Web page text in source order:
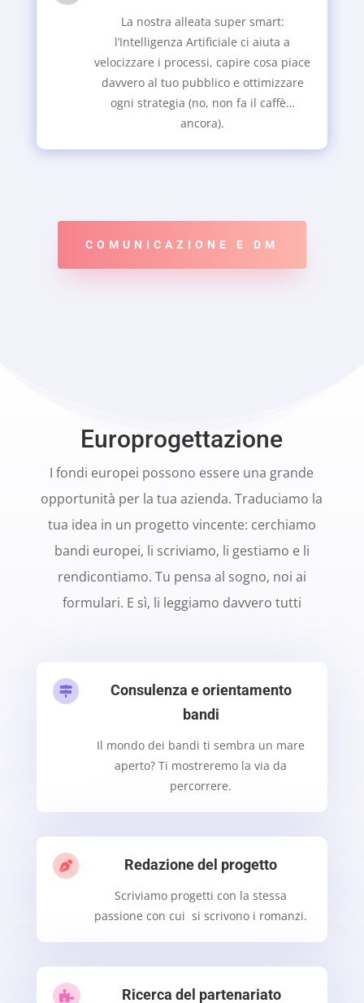
La nostra alleata super smart:
l’Intelligenza Artificiale ci aiuta a
velocizzare i processi, capire cosa piace
davvero al tuo pubblico e ottimizzare
ogni strategia (no, non fa il caffè…
ancora).
COMUNICAZIONE E DM
Europrogettazione
I fondi europei possono essere una grande
opportunità per la tua azienda. Traduciamo la
tua idea in un progetto vincente: cerchiamo
bandi europei, li scriviamo, li gestiamo e li
rendicontiamo. Tu pensa al sogno, noi ai
formulari. E sì, li leggiamo davvero tutti

Consulenza e orientamento
bandi
Il mondo dei bandi ti sembra un mare
aperto? Ti mostreremo la via da
percorrere.
 Redazione del progetto
Scriviamo progetti con la stessa
passione con cui si scrivono i romanzi.
 Ricerca del partenariato